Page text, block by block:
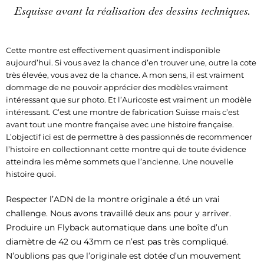
Esquisse avant la réalisation des dessins techniques.
Cette montre est effectivement quasiment indisponible
aujourd’hui. Si vous avez la chance d’en trouver une, outre la cote
très élevée, vous avez de la chance. A mon sens, il est vraiment
dommage de ne pouvoir apprécier des modèles vraiment
intéressant que sur photo. Et l’Auricoste est vraiment un modèle
intéressant. C’est une montre de fabrication Suisse mais c’est
avant tout une montre française avec une histoire française.
L’objectif ici est de permettre à des passionnés de recommencer
l’histoire en collectionnant cette montre qui de toute évidence
atteindra les même sommets que l’ancienne. Une nouvelle
histoire quoi.
Respecter l’ADN de la montre originale a été un vrai
challenge. Nous avons travaillé deux ans pour y arriver.
Produire un Flyback automatique dans une boîte d’un
diamètre de 42 ou 43mm ce n’est pas très compliqué.
N’oublions pas que l’originale est dotée d’un mouvement